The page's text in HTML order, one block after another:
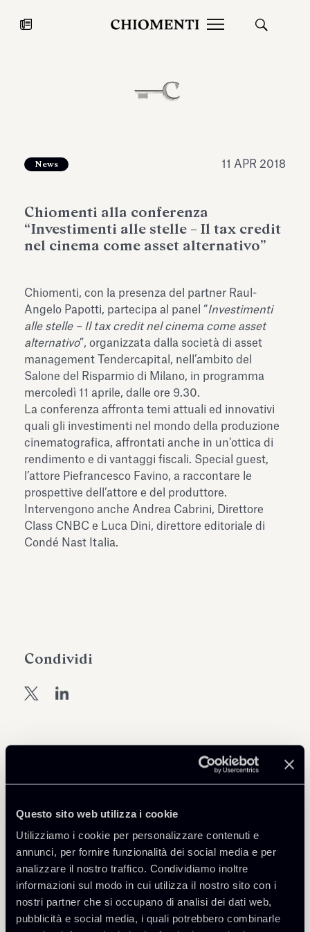
Questo sito web utilizza i cookie
Utilizziamo i cookie per personalizzare contenuti e
annunci, per fornire funzionalità dei social media e per
analizzare il nostro traffico. Condividiamo inoltre
informazioni sul modo in cui utilizza il nostro sito con i
nostri partner che si occupano di analisi dei dati web,
pubblicità e social media, i quali potrebbero combinarle
27 LUG 2026
mostra Marmora Romana
ampliando gli spazi espositivi
dell’Antiquarium di Villa Albani
Torlonia
Leggi tutto
EcoVadis
News 11 APR 2018
Chiomenti alla conferenza
“Investimenti alle stelle – Il tax credit
nel cinema come asset alternativo”
Chiomenti, con la presenza del partner Raul-
Angelo Papotti, partecipa al panel “Investimenti
alle stelle – Il tax credit nel cinema come asset
alternativo”, organizzata dalla società di asset
management Tendercapital, nell’ambito del
Salone del Risparmio di Milano, in programma
mercoledì 11 aprile, dalle ore 9.30.
La conferenza affronta temi attuali ed innovativi
quali gli investimenti nel mondo della produzione
cinematografica, affrontati anche in un’ottica di
rendimento e di vantaggi fiscali. Special guest,
l’attore Piefrancesco Favino, a raccontare le
prospettive dell’attore e del produttore.
Intervengono anche Andrea Cabrini, Direttore
Class CNBC e Luca Dini, direttore editoriale di
Condé Nast Italia.
Condividi
Professionisti correlati
PARTNER
Raul - Angelo Papotti